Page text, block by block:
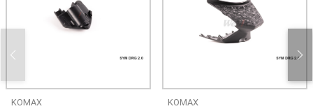
KOMAX
KOMAX